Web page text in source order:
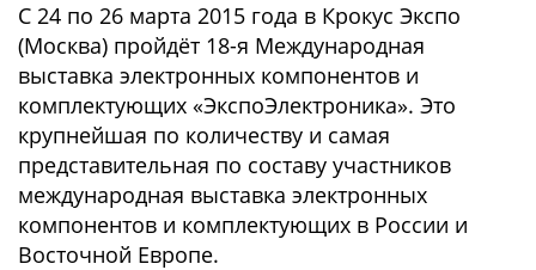
С 24 по 26 марта 2015 года в Крокус Экспо
(Москва) пройдёт 18-я Международная
выставка электронных компонентов и
комплектующих «ЭкспоЭлектроника». Это
крупнейшая по количеству и самая
представительная по составу участников
международная выставка электронных
компонентов и комплектующих в России и
Восточной Европе.